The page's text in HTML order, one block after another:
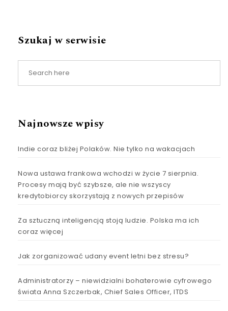
Szukaj w serwisie
Najnowsze wpisy
Indie coraz bliżej Polaków. Nie tylko na wakacjach
Nowa ustawa frankowa wchodzi w życie 7 sierpnia.
Procesy mają być szybsze, ale nie wszyscy
kredytobiorcy skorzystają z nowych przepisów
Za sztuczną inteligencją stoją ludzie. Polska ma ich
coraz więcej
Jak zorganizować udany event letni bez stresu?
Administratorzy – niewidzialni bohaterowie cyfrowego
świata Anna Szczerbak, Chief Sales Officer, ITDS